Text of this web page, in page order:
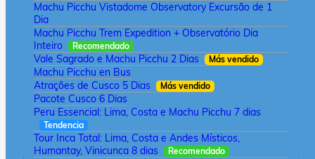
Machu Picchu Vistadome Observatory Excursão de 1
Dia
Machu Picchu Trem Expedition + Observatório Dia
Inteiro
Recomendado
Vale Sagrado e Machu Picchu 2 Dias Más vendido
Machu Picchu en Bus
Atrações de Cusco 5 Dias
Más vendido
Pacote Cusco 6 Dias
Peru Essencial: Lima, Costa e Machu Picchu 7 dias
Tendencia
Tour Inca Total: Lima, Costa e Andes Místicos,
Humantay, Vinicunca 8 dias
Recomendado